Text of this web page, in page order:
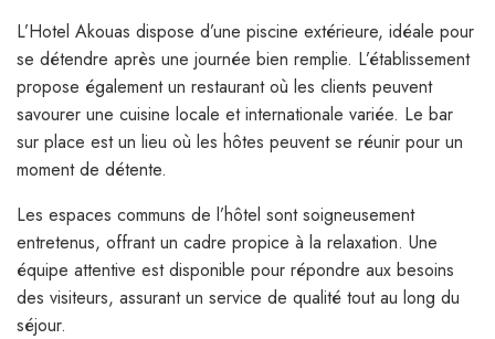
L’Hotel Akouas dispose d’une piscine extérieure, idéale pour
se détendre après une journée bien remplie. L’établissement
propose également un restaurant où les clients peuvent
savourer une cuisine locale et internationale variée. Le bar
sur place est un lieu où les hôtes peuvent se réunir pour un
moment de détente.
Les espaces communs de l’hôtel sont soigneusement
entretenus, offrant un cadre propice à la relaxation. Une
équipe attentive est disponible pour répondre aux besoins
des visiteurs, assurant un service de qualité tout au long du
séjour.